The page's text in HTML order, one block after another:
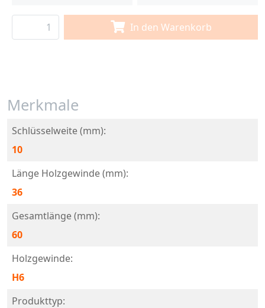
In den Warenkorb
Merkmale
Schlüsselweite (mm):
10
Länge Holzgewinde (mm):
36
Gesamtlänge (mm):
60
Holzgewinde:
H6
Produkttyp: